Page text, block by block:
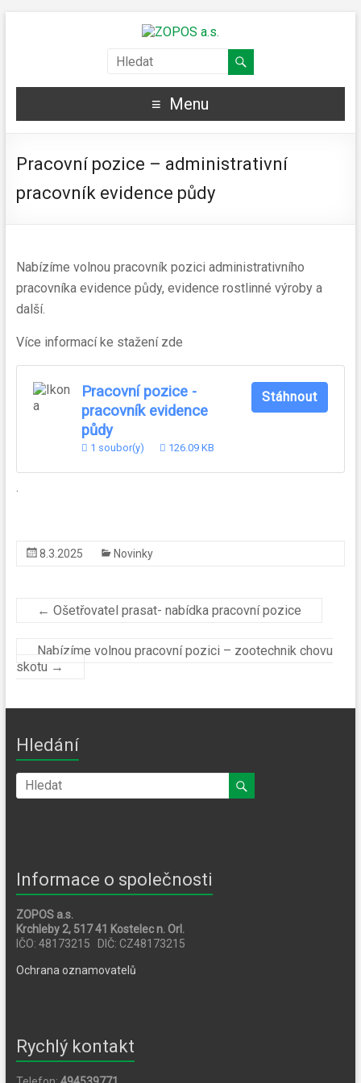
Menu
Pracovní pozice – administrativní
pracovník evidence půdy
Nabízíme volnou pracovník pozici administrativního
pracovníka evidence půdy, evidence rostlinné výroby a
další.
Více informací ke stažení zde
Pracovní pozice -
pracovník evidence
půdy
1 soubor(y) 126.09 KB
Stáhnout
8.3.2025 Novinky
← Ošetřovatel prasat- nabídka pracovní pozice
Nabízíme volnou pracovní pozici – zootechnik chovu
skotu →
Hledání
Informace o společnosti
ZOPOS a.s.
Krchleby 2, 517 41 Kostelec n. Orl.
IČO: 48173215 DIČ: CZ48173215
Ochrana oznamovatelů
Rychlý kontakt